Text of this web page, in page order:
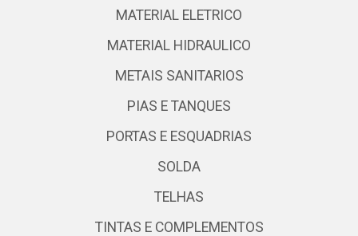
MATERIAL ELETRICO
MATERIAL HIDRAULICO
METAIS SANITARIOS
PIAS E TANQUES
PORTAS E ESQUADRIAS
SOLDA
TELHAS
TINTAS E COMPLEMENTOS